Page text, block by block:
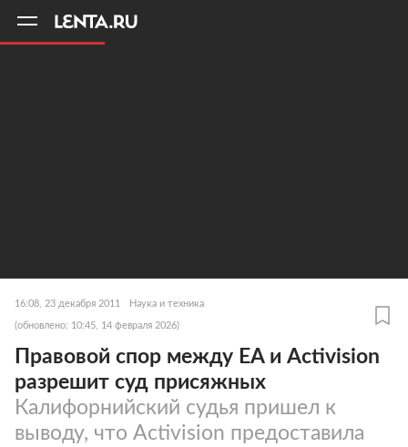
16:08, 23 декабря 2011 Наука и техника
(обновлено: 10:45, 14 февраля 2026)
Правовой спор между EA и Activision
разрешит суд присяжных
Калифорнийский судья пришел к
выводу, что Activision предоставила